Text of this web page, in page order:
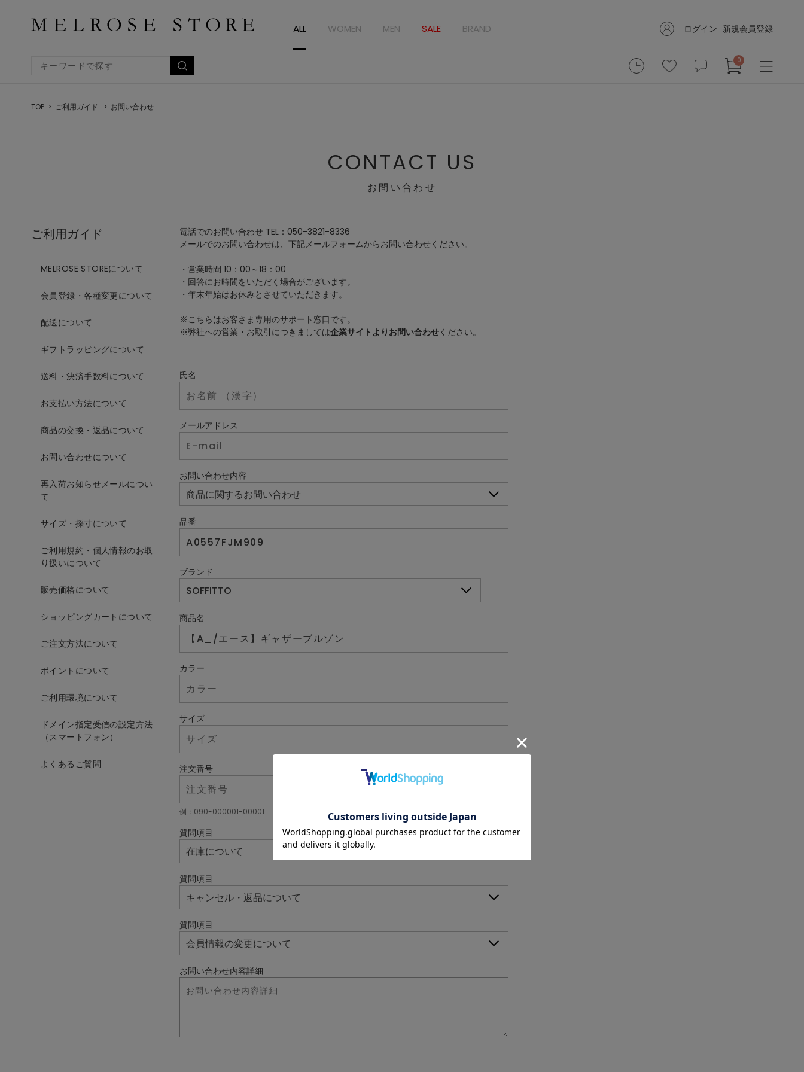
ALL WOMEN MEN SALE BRAND ログイン 新規会員登録
0
TOP ご利用ガイド お問い合わせ
CONTACT US
お問い合わせ
ご利用ガイド
MELROSE STOREについて
会員登録・各種変更について
配送について
ギフトラッピングについて
送料・決済手数料について
お支払い方法について
商品の交換・返品について
お問い合わせについて
再入荷お知らせメールについ
て
サイズ・採寸について
ご利用規約・個人情報のお取
り扱いについて
販売価格について
ショッピングカートについて
ご注文方法について
ポイントについて
ご利用環境について
ドメイン指定受信の設定方法
（スマートフォン）
よくあるご質問
電話でのお問い合わせ TEL：050-3821-8336
メールでのお問い合わせは、下記メールフォームからお問い合わせください。
・営業時間 10：00～18：00
・回答にお時間をいただく場合がございます。
・年末年始はお休みとさせていただきます。
※こちらはお客さま専用のサポート窓口です。
※弊社への営業・お取引につきましては企業サイトよりお問い合わせください。
氏名
メールアドレス
お問い合わせ内容
品番
ブランド
商品名
カラー
サイズ
注文番号
例：090-000001-00001
質問項目
質問項目
質問項目
お問い合わせ内容詳細